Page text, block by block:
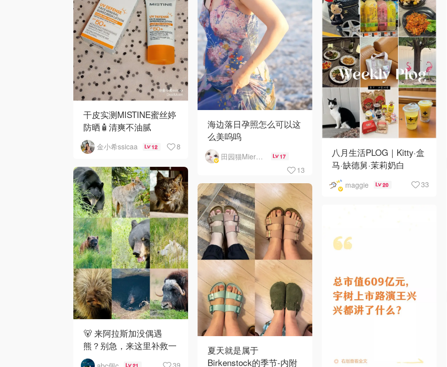
海边落日孕照怎么可以这
么美呜呜
田园猫MierCat 17
13
干皮实测MISTINE蜜丝婷
防晒🧴清爽不油腻
金小希ssicaa 12 8
八月生活PLOG｜Kitty·盒
马·缺德舅·茉莉奶白
·Costco·Wendy's
maggie 20 33
🐻 来阿拉斯加没偶遇
熊？别急，来这里补救一
下！
21
夏天就是属于
Birkenstock的季节-内附